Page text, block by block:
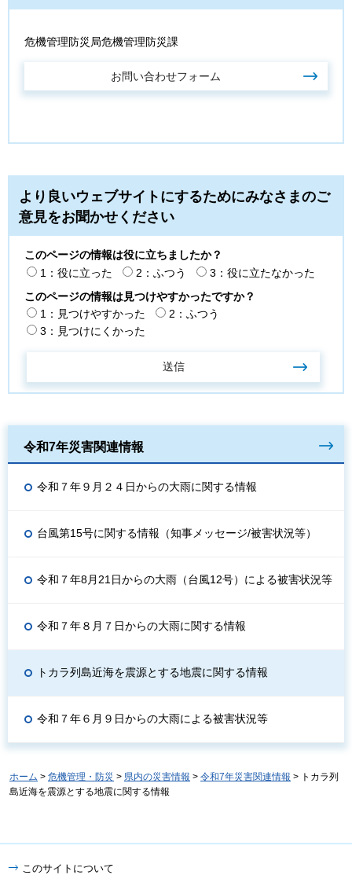
危機管理防災局危機管理防災課
より良いウェブサイトにするためにみなさまのご
意見をお聞かせください
このページの情報は役に立ちましたか？
1：役に立った
2：ふつう
3：役に立たなかった
このページの情報は見つけやすかったですか？
1：見つけやすかった
2：ふつう
3：見つけにくかった
令和7年災害関連情報
令和７年９月２４日からの大雨に関する情報
台風第15号に関する情報（知事メッセージ/被害状況等）
令和７年8月21日からの大雨（台風12号）による被害状況等
令和７年８月７日からの大雨に関する情報
トカラ列島近海を震源とする地震に関する情報
令和７年６月９日からの大雨による被害状況等
ホーム > 危機管理・防災 > 県内の災害情報 > 令和7年災害関連情報 > トカラ列
島近海を震源とする地震に関する情報
このサイトについて